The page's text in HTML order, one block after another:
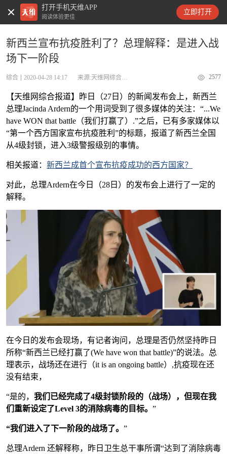
打开手机天维APP
阅读体验更佳
立即打开
天维新闻
新西兰宣布抗疫胜利了？总理解释：是进入战
场下一阶段
综合 2020-04-28 14:17 2577
【天维网综合报道】昨日（27日）的新闻发布会上，新西兰
总理Jacinda Ardern的一个用词受到了很多媒体的关注：“...We
have WON that battle（我们打赢了）.”之后，已有多家媒体以
“第一个西方国家宣布抗疫胜利”的标题，报道了新西兰全国
从4级封锁，进入3级警报级别的事情。
相关报道： 新西兰成首个宣布抗疫成功的西方国家？
对此，总理Ardern在今日（28日）的发布会上进行了一定的
解释。
在今日的发布会现场，有记者询问，总理是否仍然坚持昨日
所称“新西兰已经打赢了(We have won that battle)”的说法。总
理表示，战场还在进行（it is an ongoing battle）,抗疫现在还
没有结束，
“是的， 我们已经完成了4级封锁阶段的（战场），但现在我
们重新设定了Level 3的消除病毒的目标。 ”
“我们进入了下一阶段的战场了。 ”
总理Ardern 还解释称，昨日卫生总干事所谓“达到了消除病毒